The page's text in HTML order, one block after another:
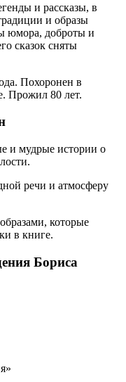
и рассказы, в
и образы
юмора, доброты и
сказок сняты
Похоронен в
Прожил 80 лет.
и мудрые истории о
речи и атмосферу
которые
в книге.
Бориса